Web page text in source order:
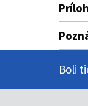
Boli